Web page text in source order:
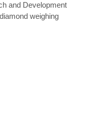
and Development
weighing